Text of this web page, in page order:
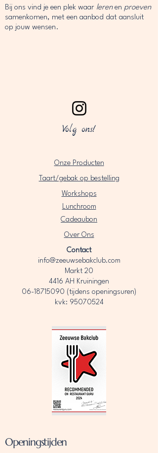
Bij ons vind je een plek waar lerenen proeven
samenkomen, met een aanbod dat aansluit
op jouw wensen.
Volg ons!
Onze Producten
Taart/gebak op bestelling
Workshops
Lunchroom
Cadeaubon
Over Ons​
Contact
info@zeeuwsebakclub.com
Markt 20
4416 AH Kruiningen
06-18715090 (tijdens openingsuren)
kvk: 95070524
Openingstijden